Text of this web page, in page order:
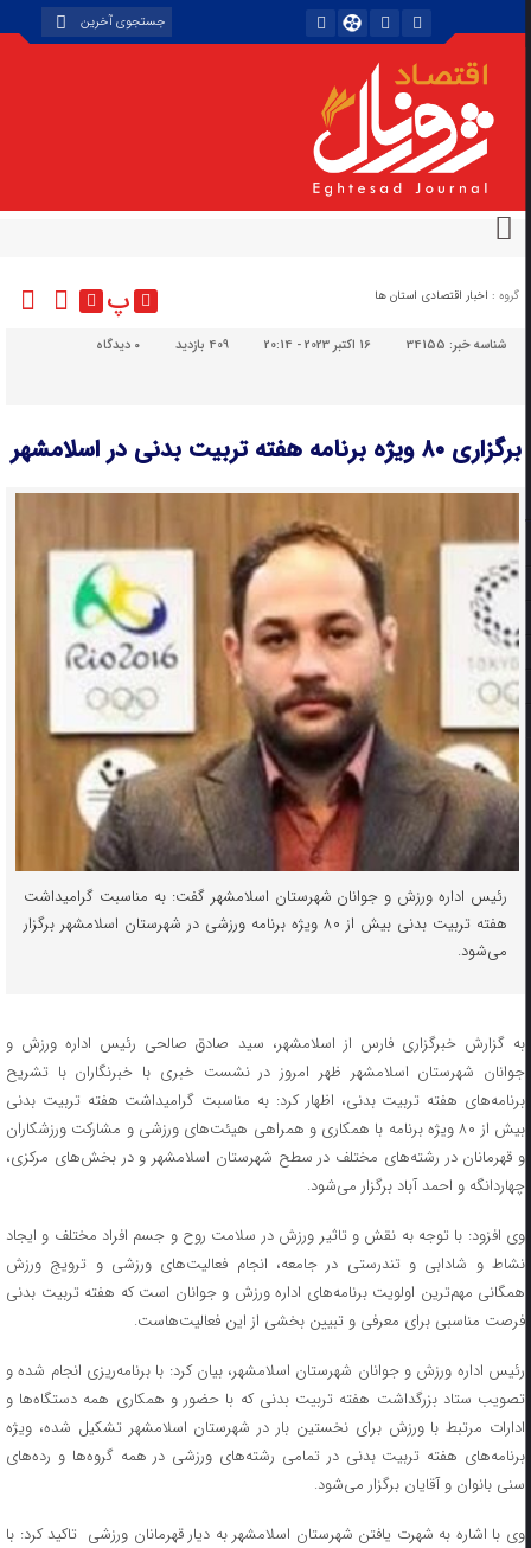
گروه : اخبار اقتصادی استان ها پ
شناسه خبر:34155 16 اکتبر 2023 - 20:14 409 بازدید دیدگاه
برگزاری ۸۰ ویژه برنامه هفته تربیت بدنی در اسلامشهر
رئیس اداره ورزش و جوانان شهرستان اسلامشهر گفت: به مناسبت گرامیداشت
هفته تربیت بدنی بیش از ۸۰ ویژه برنامه ورزشی در شهرستان اسلامشهر برگزار
می‌شود.
به گزارش خبرگزاری فارس از اسلامشهر، سید صادق صالحی رئیس اداره ورزش و
جوانان شهرستان اسلامشهر ظهر امروز در نشست خبری با خبرنگاران با تشریح
برنامه‌های هفته تربیت بدنی، اظهار کرد: به مناسبت گرامیداشت هفته تربیت بدنی
بیش از ۸۰ ویژه برنامه با همکاری و همراهی هیئت‌های ورزشی و مشارکت ورزشکاران
و قهرمانان در رشته‌های مختلف در سطح شهرستان اسلامشهر و در بخش‌های مرکزی،
چهاردانگه و احمد آباد برگزار می‌شود.
وی افزود: با توجه به نقش و تاثیر ورزش در سلامت روح و جسم افراد مختلف و ایجاد
نشاط و شادابی و تندرستی در جامعه، انجام فعالیت‌های ورزشی و ترویج ورزش
همگانی مهم‌ترین اولویت برنامه‌های اداره ورزش و جوانان است که هفته تربیت بدنی
فرصت مناسبی برای معرفی و تبیین بخشی از این فعالیت‌هاست.
رئیس اداره ورزش و جوانان شهرستان اسلامشهر، بیان کرد: با برنامه‌ریزی انجام شده و
تصویب ستاد بزرگداشت هفته تربیت بدنی که با حضور و همکاری همه دستگاه‌ها و
ادارات مرتبط با ورزش برای نخستین بار در شهرستان اسلامشهر تشکیل شده، ویژه
برنامه‌های هفته تربیت بدنی در تمامی رشته‌های ورزشی در همه گروه‌ها و رده‌های
سنی بانوان و آقایان برگزار می‌شود.
وی با اشاره به شهرت یافتن شهرستان اسلامشهر به دیار قهرمانان ورزشی تاکید کرد: با